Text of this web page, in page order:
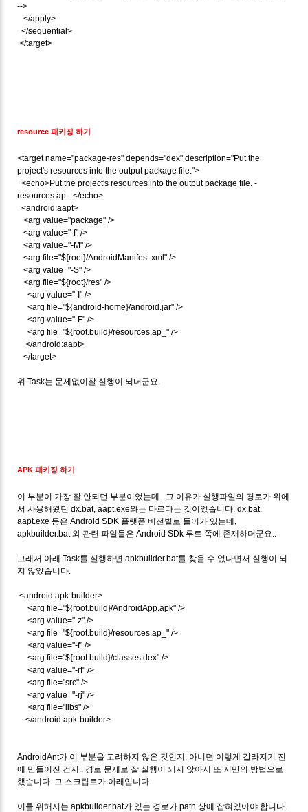
-->
</apply>
</sequential>
</target>
resource 패키징 하기
<target name="package-res" depends="dex" description="Put the
project's resources into the output package file.">
<echo>Put the project's resources into the output package file. -
resources.ap_ </echo>
<android:aapt>
<arg value="package" />
<arg value="-f" />
<arg value="-M" />
<arg file="${root}/AndroidManifest.xml" />
<arg value="-S" />
<arg file="${root}/res" />
<arg value="-I" />
<arg file="${android-home}/android.jar" />
<arg value="-F" />
<arg file="${root.build}/resources.ap_" />
</android:aapt>
</target>
위 Task는 문제없이잘 실행이 되더군요.
APK 패키징 하기
이 부분이 가장 잘 안되던 부분이었는데.. 그 이유가 실행파일의 경로가 위에
서 사용해왔던 dx.bat, aapt.exe와는 다르다는 것이었습니다. dx.bat,
aapt.exe 등은 Android SDK 플랫폼 버전별로 들어가 있는데,
apkbuilder.bat 와 관련 파일들은 Android SDk 루트 쪽에 존재하더군요..
그래서 아래 Task를 실행하면 apkbuilder.bat를 찾을 수 없다면서 실행이 되
지 않았습니다.
<android:apk-builder>
<arg file="${root.build}/AndroidApp.apk" />
<arg value="-z" />
<arg file="${root.build}/resources.ap_" />
<arg value="-f" />
<arg file="${root.build}/classes.dex" />
<arg value="-rf" />
<arg file="src" />
<arg value="-rj" />
<arg file="libs" />
</android:apk-builder>
AndroidAnt가 이 부분을 고려하지 않은 것인지, 아니면 이렇게 갈라지기 전
에 만들어진 건지.. 경로 문제로 잘 실행이 되지 않아서 또 저만의 방법으로
했습니다. 그 스크립트가 아래입니다.
이를 위해서는 apkbuilder.bat가 있는 경로가 path 상에 잡혀있어야 합니다.